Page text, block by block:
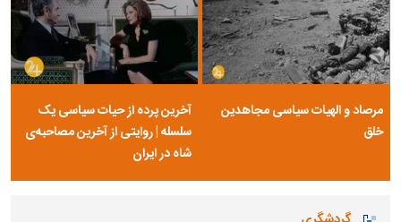
مرصاد و الهیات سیاسی مجاهدین
خلق
آخرین پرده از حیات سیاسی یک
سلسله | روایتی از آخرین مصاحبه‌ی
شاه در ایران